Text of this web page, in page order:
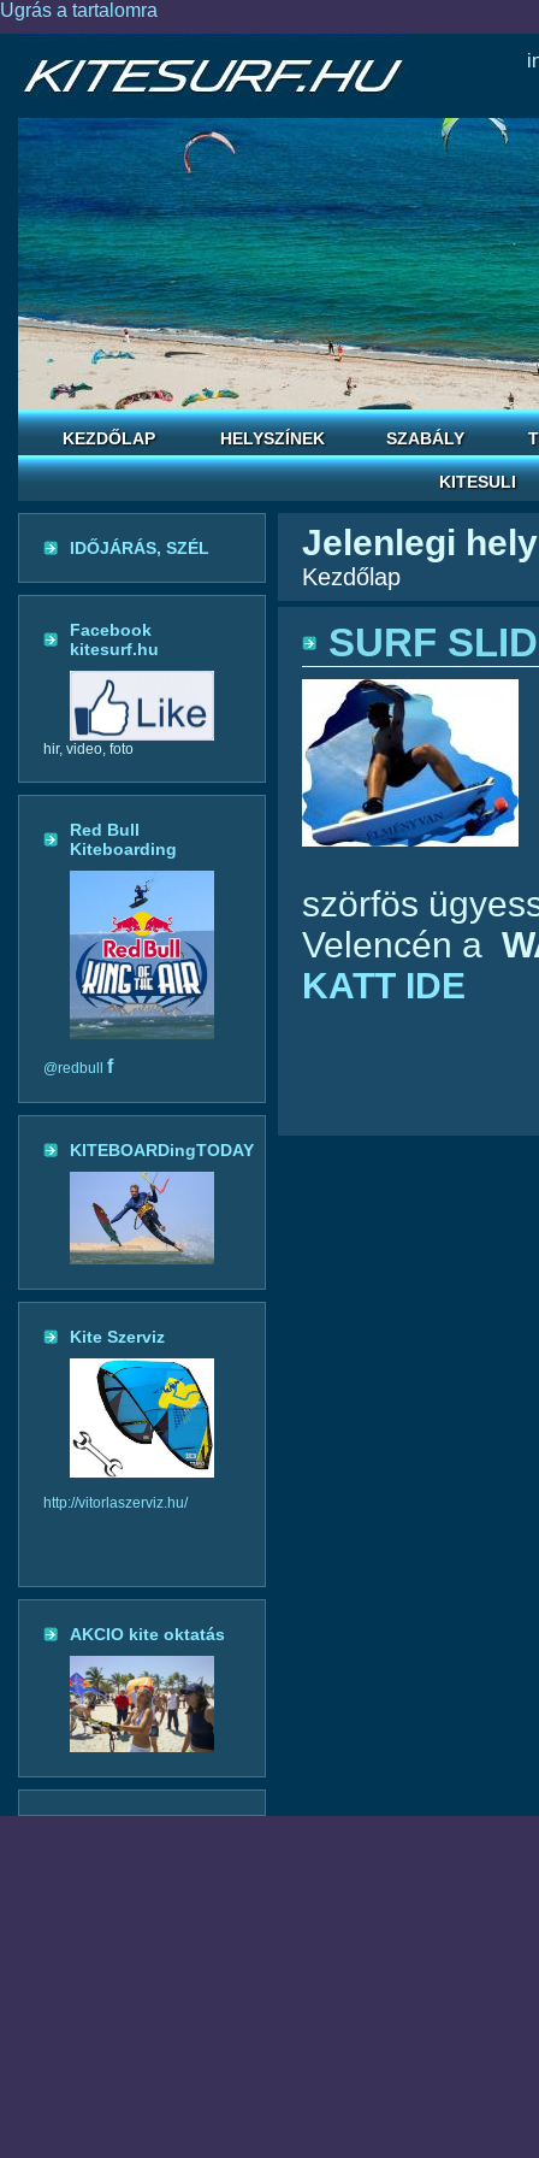
Ugrás a tartalomra
KEZDŐLAP HELYSZÍNEK SZABÁLY
KITESULI
IDŐJÁRÁS, SZÉL
Facebook
kitesurf.hu
hir, video, foto
Red Bull
Kiteboarding
@redbull f
KITEBOARDingTODAY
Kite Szerviz
http://vitorlaszerviz.hu/
AKCIO kite oktatás
Jelenlegi hely
Kezdőlap
SURF
szörfös
Velencén a
KATT IDE